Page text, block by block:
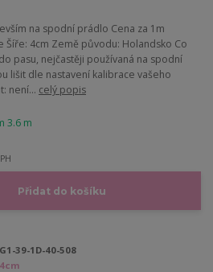
na spodní prádlo Cena za 1m
Šíře: 4cm Země původu: Holandsko Co
pasu, nejčastěji používaná na spodní
lišit dle nastavení kalibrace vašeho
není... celý popis
3.6 m
Přidat do košíku
G1-39-1D-40-508
4cm